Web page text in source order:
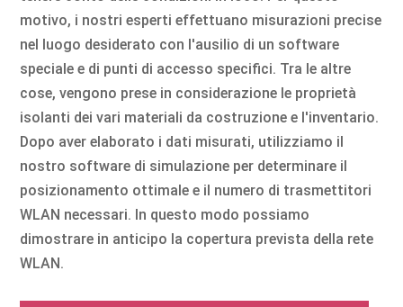
motivo, i nostri esperti effettuano misurazioni precise
nel luogo desiderato con l'ausilio di un software
speciale e di punti di accesso specifici. Tra le altre
cose, vengono prese in considerazione le proprietà
isolanti dei vari materiali da costruzione e l'inventario.
Dopo aver elaborato i dati misurati, utilizziamo il
nostro software di simulazione per determinare il
posizionamento ottimale e il numero di trasmettitori
WLAN necessari. In questo modo possiamo
dimostrare in anticipo la copertura prevista della rete
WLAN.